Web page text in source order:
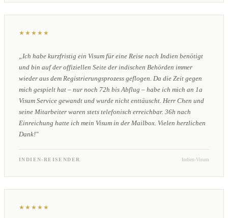
★★★★★
„Ich habe kurzfristig ein Visum für eine Reise nach Indien benötigt
und bin auf der offiziellen Seite der indischen Behörden immer
wieder aus dem Registrierungsprozess geflogen. Da die Zeit gegen
mich gespielt hat – nur noch 72h bis Abflug – habe ich mich an 1a
Visum Service gewandt und wurde nicht enttäuscht. Herr Chen und
seine Mitarbeiter waren stets telefonisch erreichbar. 36h nach
Einreichung hatte ich mein Visum in der Mailbox. Vielen herzlichen
Dank!"
INDIEN-REISENDER Indien-Visum
★★★★★